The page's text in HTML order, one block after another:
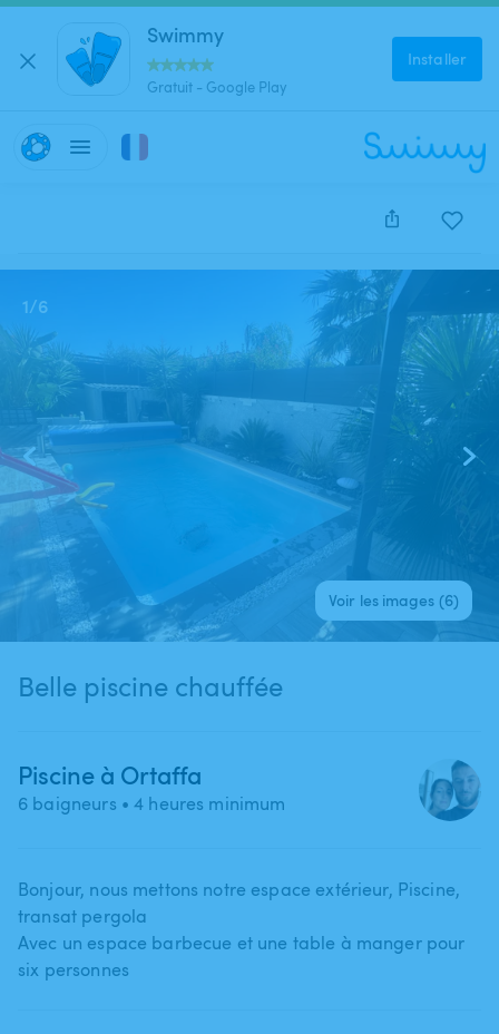
Swimmy
Gratuit - Google Play
Installer
Cette annonce est close et ne peut être réservée.
1/6
Voir les images (6)
Belle piscine chauffée
Piscine à Ortaffa
6 baigneurs • 4 heures minimum
Bonjour​,​ nous mettons notre espace extérieur​,​ Piscine​,​
transat pergola
Avec un espace barbecue et une table à manger pour
six personnes